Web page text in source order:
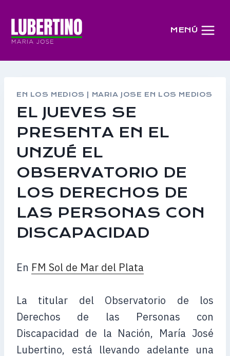
contenido
MENÚ
EN LOS MEDIOS MARIA JOSE EN LOS MEDIOS
EL JUEVES SE
PRESENTA EN EL
UNZUÉ EL
OBSERVATORIO DE
LOS DERECHOS DE
LAS PERSONAS CON
DISCAPACIDAD
En FM Sol de Mar del Plata
La titular del Observatorio de los
Derechos de las Personas con
Discapacidad de la Nación, María José
Lubertino, está llevando adelante una